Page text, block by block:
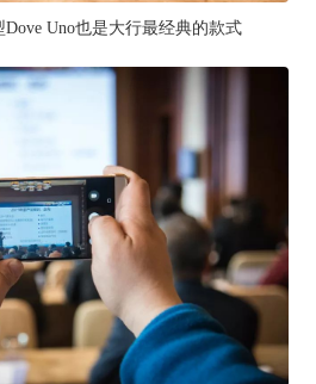
Dove Uno也是大行最经典的款式